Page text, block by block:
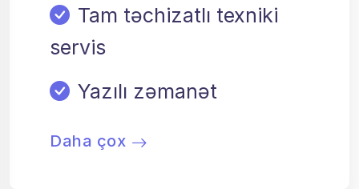
Tam təchizatlı texniki
servis
Yazılı zəmanət
Daha çox